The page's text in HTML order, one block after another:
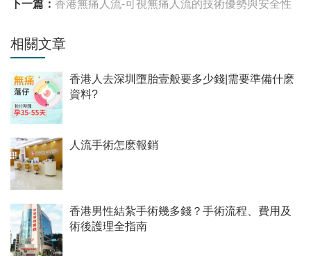
下一篇： 香港無痛人流-可視無痛人流的技術優勢與安全性
相關文章
香港人去深圳墮胎壹般要多少錢|需要準備什麽
資料?
人流手術怎麽報銷
香港男性結紮手術幾多錢？手術流程、費用及
術後護理全指南